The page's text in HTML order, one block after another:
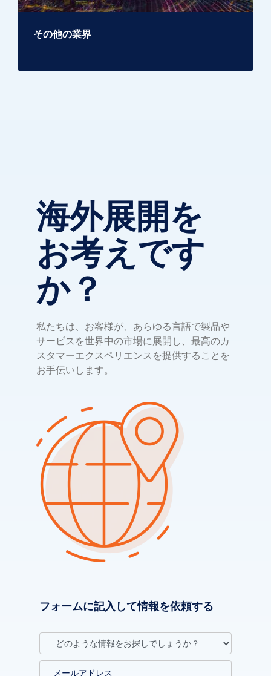
その他の業界
海外展開を
お考えです
か？
私たちは、お客様が、あらゆる言語で製品や
サービスを世界中の市場に展開し、最高のカ
スタマーエクスペリエンスを提供することを
お手伝いします。
フォームに記入して情報を依頼する